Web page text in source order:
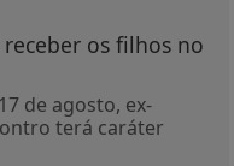
os filhos no
de agosto, ex-
terá caráter